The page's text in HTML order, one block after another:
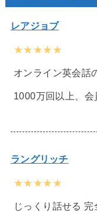
レアジョブ
★★★★★
オンライン英会話
1000万回以上、会
ラングリッチ
★★★★★
じっくり話せる